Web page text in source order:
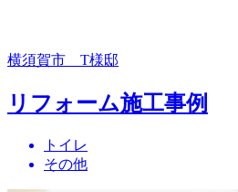
横須賀市 T様邸
リフォーム施工事例
トイレ
その他